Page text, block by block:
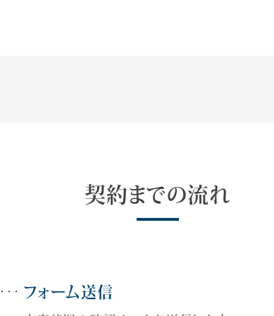
契約までの流れ
フォーム送信